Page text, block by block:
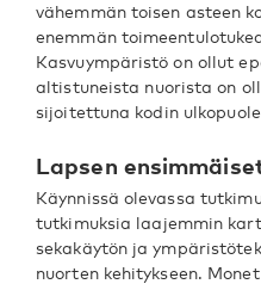
vähemmän toisen asteen
enemmän
Kasvuympäristö on ollut
altistuneista nuorista on
sijoitettuna kodin
Lapsen
Käynnissä olevassa
tutkimuksia laajemmin
sekakäytön ja
nuorten kehitykseen.